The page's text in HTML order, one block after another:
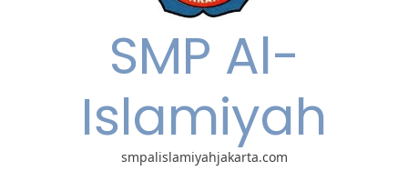
SMP Al-
Islamiyah
smpalislamiyahjakarta.com